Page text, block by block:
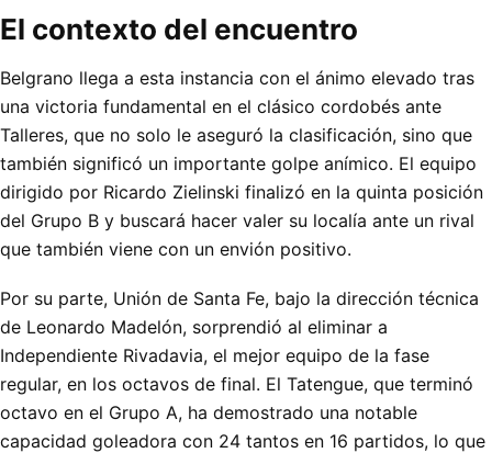
El contexto del encuentro
Belgrano llega a esta instancia con el ánimo elevado tras
una victoria fundamental en el clásico cordobés ante
Talleres, que no solo le aseguró la clasificación, sino que
también significó un importante golpe anímico. El equipo
dirigido por Ricardo Zielinski finalizó en la quinta posición
del Grupo B y buscará hacer valer su localía ante un rival
que también viene con un envión positivo.
Por su parte, Unión de Santa Fe, bajo la dirección técnica
de Leonardo Madelón, sorprendió al eliminar a
Independiente Rivadavia, el mejor equipo de la fase
regular, en los octavos de final. El Tatengue, que terminó
octavo en el Grupo A, ha demostrado una notable
capacidad goleadora con 24 tantos en 16 partidos, lo que